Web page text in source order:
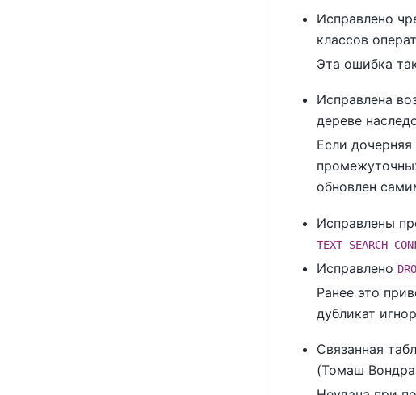
Исправлено
классов
Эта ошибка
Исправлена
дереве
Если
обновлен
Исправлены
TEXT SEARCH
Исправлено
Ранее это
дубликат
Связанная
(Томаш